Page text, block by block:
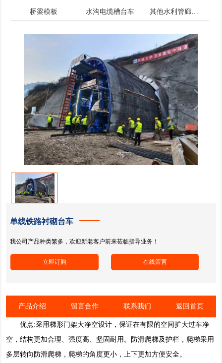
桥梁模板 水沟电缆槽台车
单线铁路衬砌台车
我公司产品种类繁多，欢迎新老客户前来莅临指导业务！
产品介绍 留言合作 联系我们 返回首页
优点:采用梯形门架大净空设计，保证在有限的空间扩大过车净
空，结构更加合理、强度高、坚固耐用。防滑爬梯及护栏，爬梯采用
多层转向防滑爬梯，爬梯的角度更小，上下更加方便安全。